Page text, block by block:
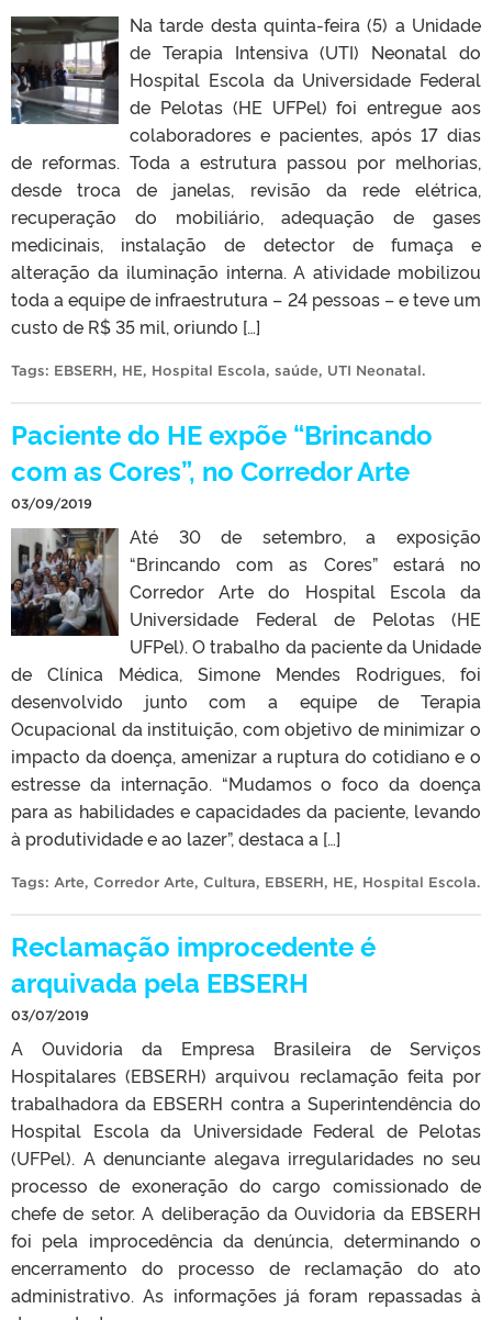
Na tarde desta quinta-feira (5) a Unidade
de Terapia Intensiva (UTI) Neonatal do
Hospital Escola da Universidade Federal
de Pelotas (HE UFPel) foi entregue aos
colaboradores e pacientes, após 17 dias
de reformas. Toda a estrutura passou por melhorias,
desde troca de janelas, revisão da rede elétrica,
recuperação do mobiliário, adequação de gases
medicinais, instalação de detector de fumaça e
alteração da iluminação interna. A atividade mobilizou
toda a equipe de infraestrutura – 24 pessoas – e teve um
custo de R$ 35 mil, oriundo […]
Tags: EBSERH, HE, Hospital Escola, saúde, UTI Neonatal.
Paciente do HE expõe “Brincando
com as Cores”, no Corredor Arte
03/09/2019
Até 30 de setembro, a exposição
“Brincando com as Cores” estará no
Corredor Arte do Hospital Escola da
Universidade Federal de Pelotas (HE
UFPel). O trabalho da paciente da Unidade
de Clínica Médica, Simone Mendes Rodrigues, foi
desenvolvido junto com a equipe de Terapia
Ocupacional da instituição, com objetivo de minimizar o
impacto da doença, amenizar a ruptura do cotidiano e o
estresse da internação. “Mudamos o foco da doença
para as habilidades e capacidades da paciente, levando
à produtividade e ao lazer”, destaca a […]
Tags: Arte, Corredor Arte, Cultura, EBSERH, HE, Hospital Escola.
Reclamação improcedente é
arquivada pela EBSERH
03/07/2019
A Ouvidoria da Empresa Brasileira de Serviços
Hospitalares (EBSERH) arquivou reclamação feita por
trabalhadora da EBSERH contra a Superintendência do
Hospital Escola da Universidade Federal de Pelotas
(UFPel). A denunciante alegava irregularidades no seu
processo de exoneração do cargo comissionado de
chefe de setor. A deliberação da Ouvidoria da EBSERH
foi pela improcedência da denúncia, determinando o
encerramento do processo de reclamação do ato
administrativo. As informações já foram repassadas à